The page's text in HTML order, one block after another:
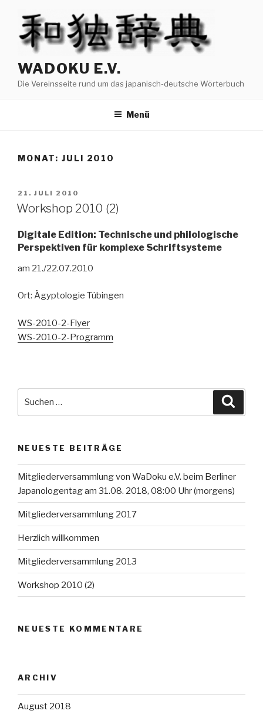
springen
WADOKU E.V.
Die Vereinsseite rund um das japanisch-deutsche Wörterbuch
Menü
MONAT: JULI 2010
VERÖFFENTLICHT
AM
21. JULI 2010
Workshop 2010 (2)
Digitale Edition: Technische und philologische
Perspektiven für komplexe Schriftsysteme
am 21./22.07.2010
Ort: Ägyptologie Tübingen
WS-2010-2-Flyer
WS-2010-2-Programm
NEUESTE BEITRÄGE
Mitgliederversammlung von WaDoku e.V. beim Berliner
Japanologentag am 31.08. 2018, 08:00 Uhr (morgens)
Mitgliederversammlung 2017
Herzlich willkommen
Mitgliederversammlung 2013
Workshop 2010 (2)
NEUESTE KOMMENTARE
ARCHIV
August 2018